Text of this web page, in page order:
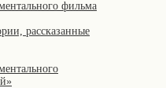
фильма
рассказанные